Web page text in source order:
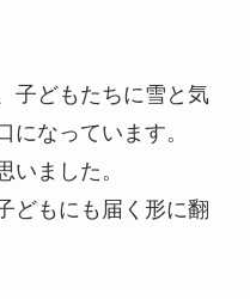
子どもたちに雪と気
になっています。
いました。
どもにも届く形に翻